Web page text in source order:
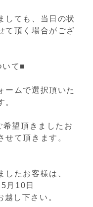
しても、当日の状
て頂く場合がござ
いて■
ームで選択頂いた
。
望頂きましたお
せて頂きます。
たお客様は、
月10日
し下さい。